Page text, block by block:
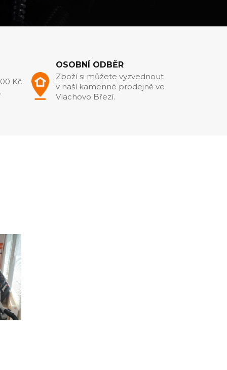
Kč
OSOBNÍ ODBĚR
Zboží si můžete vyzvednout
v naší kamenné prodejně ve
Vlachovo Březí.